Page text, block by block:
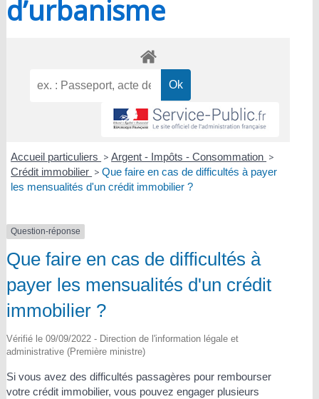
d’urbanisme
Accueil particuliers > Argent - Impôts - Consommation >
Crédit immobilier > Que faire en cas de difficultés à payer
les mensualités d'un crédit immobilier ?
Question-réponse
Que faire en cas de difficultés à
payer les mensualités d'un crédit
immobilier ?
Vérifié le 09/09/2022 - Direction de l'information légale et
administrative (Première ministre)
Si vous avez des difficultés passagères pour rembourser
votre crédit immobilier, vous pouvez engager plusieurs